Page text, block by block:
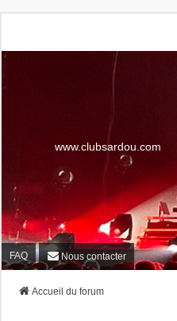
www.clubsardou.com
FAQ Nous contacter
Accueil du forum